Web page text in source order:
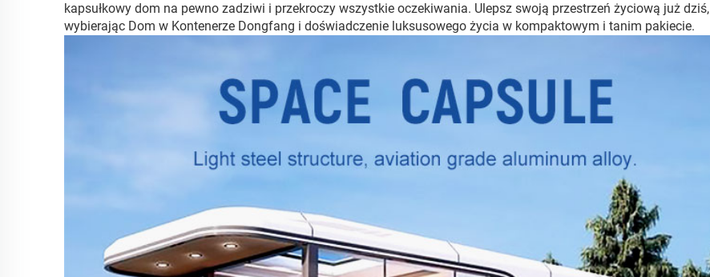
kapsułkowy dom na pewno zadziwi i przekroczy wszystkie oczekiwania. Ulepsz swoją przestrzeń życiową już dziś,
wybierając Dom w Kontenerze Dongfang i doświadczenie luksusowego życia w kompaktowym i tanim pakiecie.